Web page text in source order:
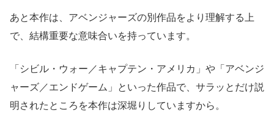
あと本作は、アベンジャーズの別作品をより理解する上
で、結構重要な意味合いを持っています。
「シビル・ウォー／キャプテン・アメリカ」や「アベンジ
ャーズ／エンドゲーム」といった作品で、サラッとだけ説
明されたところを本作は深堀りしていますから。